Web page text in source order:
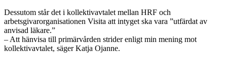
Dessutom står det i kollektivavtalet mellan HRF och
arbetsgivarorganisationen Visita att intyget ska vara ”utfärdat av
anvisad läkare.”
– Att hänvisa till primärvården strider enligt min mening mot
kollektivavtalet, säger Katja Ojanne.